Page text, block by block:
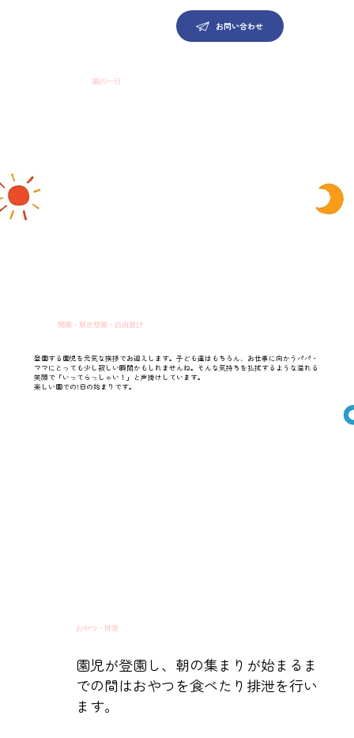
お問い合わせ
​園の一日
開園・順次登園・自由遊び
登園する園児を元気な挨拶でお迎えします。子ども達はもちろん、お仕事に向かうパパ・
ママにとっても少し寂しい瞬間かもしれませんね。 そんな気持ちを払拭するような溢れる
笑顔で「いってらっしゃい！」と声掛けしています。
楽しい園での1日の始まりです。
おやつ・排泄
園児が登園し、朝の集まりが始まるま
での間はおやつを食べたり排泄を行い
ます。